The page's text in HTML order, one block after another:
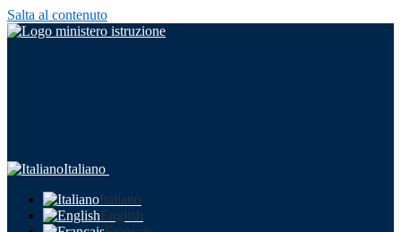
Salta al contenuto
Italiano
Italiano
English